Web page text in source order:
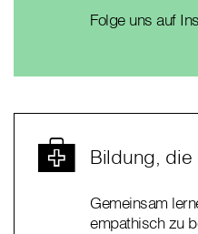
Folge uns auf
Bildung, die
Gemeinsam
empathisch zu